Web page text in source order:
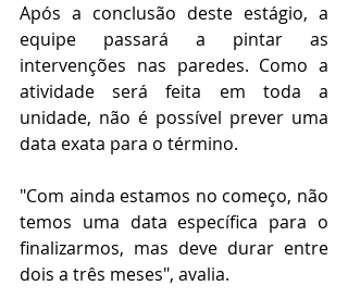
Após a conclusão deste estágio, a
equipe passará a pintar as
intervenções nas paredes. Como a
atividade será feita em toda a
unidade, não é possível prever uma
data exata para o término.
"Com ainda estamos no começo, não
temos uma data específica para o
finalizarmos, mas deve durar entre
dois a três meses", avalia.